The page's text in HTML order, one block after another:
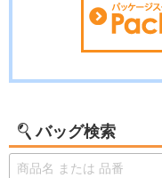
バッグ検索